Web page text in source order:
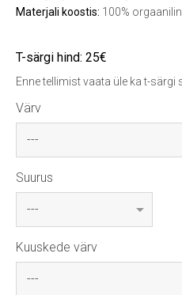
Materjali koostis: 100%
T-särgi hind: 25€
Enne tellimist vaata üle ka t-
Värv
Suurus
Kuuskede värv